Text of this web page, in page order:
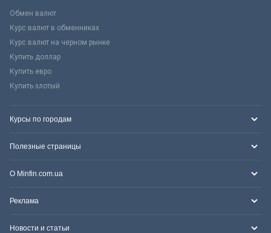
Обмен валют
Курс валют в обменниках
Курс валют на черном рынке
Купить доллар
Купить евро
Купить злотый
Курсы по городам
Полезные страницы
О Minfin.com.ua
Реклама
Новости и статьи